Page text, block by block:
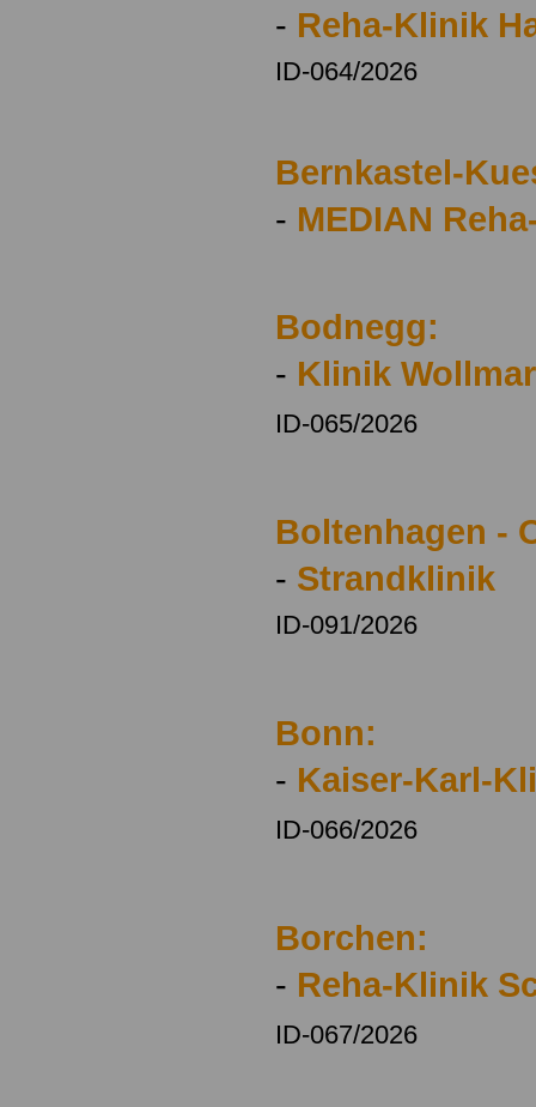
- Reha-Klinik
ID-064/2026
Bernkastel-
- MEDIAN
Bodnegg:
- Klinik
ID-065/2026
Boltenhagen -
- Strandklinik
ID-091/2026
Bonn:
- Kaiser-Karl-
ID-066/2026
Borchen:
- Reha-Klinik
ID-067/2026